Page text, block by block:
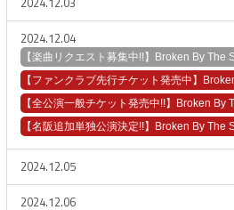
2024.12.04
【楽曲リクエスト募集中!!】Broken By
【ファンクラブ先行チケット発売中】
【全公演一般チケット発売中!!】Broken
【名阪追加単独公演決定!!】Broken By
2024.12.05
2024.12.06